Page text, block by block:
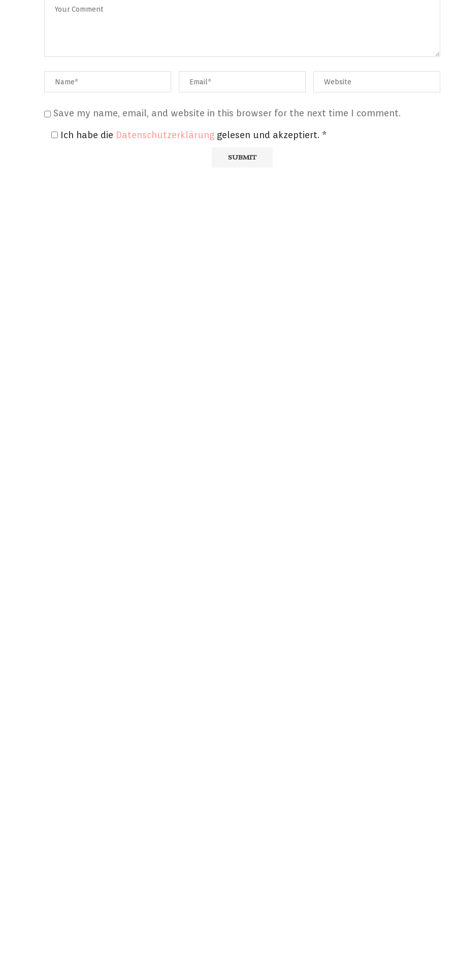
Save my name, email, and website in this browser for the next time I comment.
Ich habe die Datenschutzerklärung gelesen und akzeptiert. *